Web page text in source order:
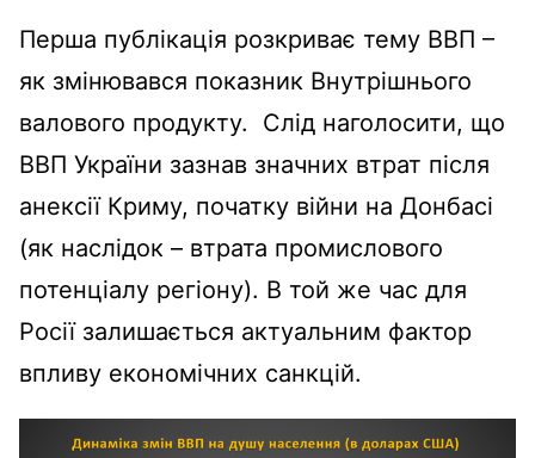
Перша публікація розкриває тему ВВП –
як змінювався показник Внутрішнього
валового продукту. Слід наголосити, що
ВВП України зазнав значних втрат після
анексії Криму, початку війни на Донбасі
(як наслідок – втрата промислового
потенціалу регіону). В той же час для
Росії залишається актуальним фактор
впливу економічних санкцій.